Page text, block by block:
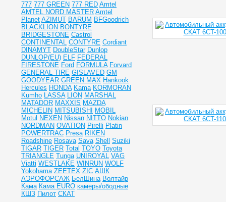
777 777 GREEN 777 RED Amtel
AMTEL NORD MASTER Amtel
Planet AZIMUT BARUM BFGoodrich
BLACKLION BONTYRE
BRIDGESTONE Castrol
CONTINENTAL CONTYRE Cordiant
DINAMYT DoubleStar Dunlop
DUNLOP(EU) ELF FEDERAL
FIRESTONE Ford FORMULA Forvard
GENERAL TIRE GISLAVED GM
GOODYEAR GREEN MAX Hankook
Hercules HONDA Kama KORMORAN
Kumho LASSA LION MARSHAL
MATADOR MAXXIS MAZDA
MICHELIN MITSUBISHI
MOBIL
Motul NEXEN Nissan NITTO Nokian
NORDMAN OVATION Pirelli Platin
POWERTRAC Presa RIKEN
Roadshine Rosava Sava Shell
Suziki
TIGAR TIGER Total TOYO Toyota
TRIANGLE Tunga UNIROYAL VAG
Viatti WESTLAKE WINRUN WOLF
Yokohama ZEETEX ZIC АШК
АЭРОФОРСАЖ БелШина Волтайр
Кама Кама EURO камеры/ободные
КШЗ Пилот СКАТ